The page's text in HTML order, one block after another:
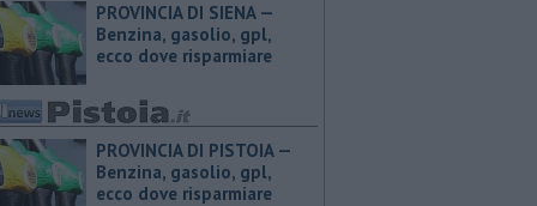
PROVINCIA DI SIENA — ​
Benzina, gasolio, gpl,
ecco dove risparmiare
PROVINCIA DI PISTOIA — ​
Benzina, gasolio, gpl,
ecco dove risparmiare